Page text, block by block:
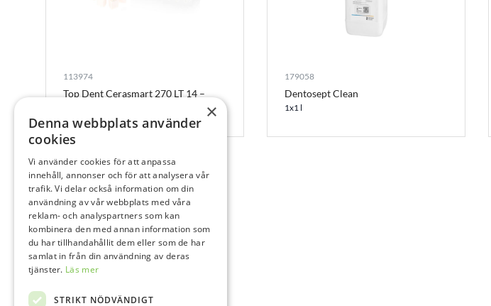
113974
Top Dent Cerasmart 270 LT 14 –
5 st
179058
Dentosept Clean
1x1 l
×
Denna webbplats använder
cookies
Vi använder cookies för att anpassa
innehåll, annonser och för att analysera vår
trafik. Vi delar också information om din
användning av vår webbplats med våra
reklam- och analyspartners som kan
kombinera den med annan information som
du har tillhandahållit dem eller som de har
samlat in från din användning av deras
tjänster. Läs mer
STRIKT NÖDVÄNDIGT